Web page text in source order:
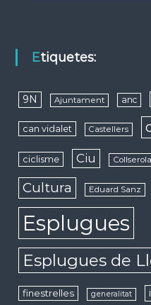
Etiquetes:
9N Ajuntament anc
can vidalet Castellers
ciclisme Ciu Collserola
Cultura Eduard Sanz
Esplugues
Esplugues de
finestrelles generalitat